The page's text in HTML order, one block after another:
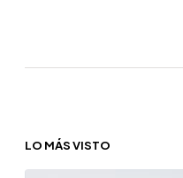
LO MÁS VISTO